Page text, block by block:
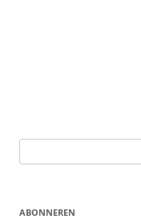
naar:
ABONNEREN